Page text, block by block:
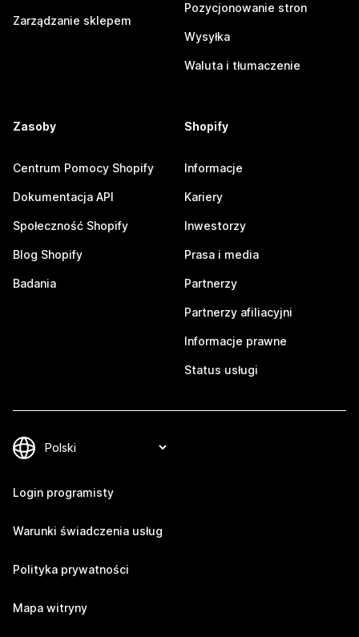
Zarządzanie sklepem
Pozycjonowanie stron
Wysyłka
Waluta i tłumaczenie
Zasoby
Centrum Pomocy Shopify
Dokumentacja API
Społeczność Shopify
Blog Shopify
Badania
Shopify
Informacje
Kariery
Inwestorzy
Prasa i media
Partnerzy
Partnerzy afiliacyjni
Informacje prawne
Status usługi
Login programisty
Warunki świadczenia usług
Polityka prywatności
Mapa witryny